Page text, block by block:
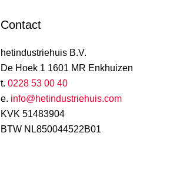
Contact
hetindustriehuis B.V.
De Hoek 1 1601 MR Enkhuizen
t. 0228 53 00 40
e. info@hetindustriehuis.com
KVK 51483904
BTW NL850044522B01